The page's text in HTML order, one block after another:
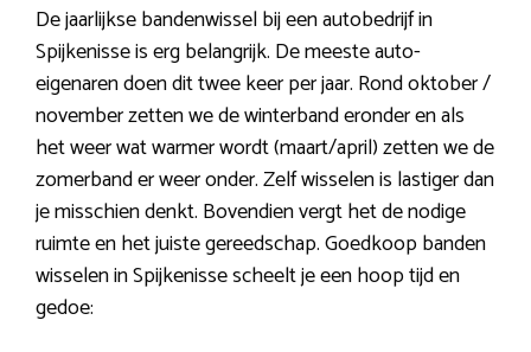
De jaarlijkse bandenwissel bij een autobedrijf in
Spijkenisse is erg belangrijk. De meeste auto-
eigenaren doen dit twee keer per jaar. Rond oktober /
november zetten we de winterband eronder en als
het weer wat warmer wordt (maart/april) zetten we de
zomerband er weer onder. Zelf wisselen is lastiger dan
je misschien denkt. Bovendien vergt het de nodige
ruimte en het juiste gereedschap. Goedkoop banden
wisselen in Spijkenisse scheelt je een hoop tijd en
gedoe: